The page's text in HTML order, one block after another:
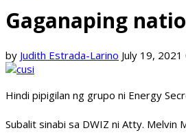
Gaganaping
by Judith Estrada-Larino July 19, 2021
Hindi pipigilan ng grupo ni Energy
Subalit sinabi sa DWIZ ni Atty. Melvin